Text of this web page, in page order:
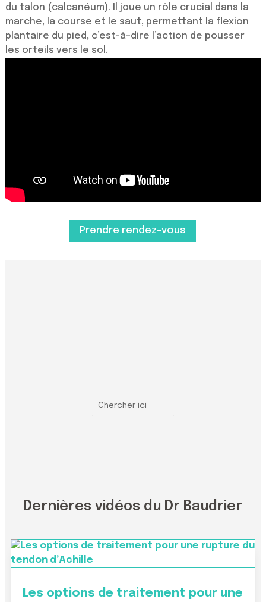
du talon (calcanéum). Il joue un rôle crucial dans la
marche, la course et le saut, permettant la flexion
plantaire du pied, c’est-à-dire l’action de pousser
les orteils vers le sol.
Prendre rendez-vous
Dernières vidéos du Dr Baudrier
Les options de traitement pour une